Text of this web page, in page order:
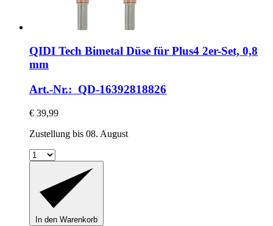
QIDI Tech Bimetal Düse für Plus4 2er-​Set, 0,8
mm
Art.-Nr.: QD-16392818826
€ 39,99
Zustellung bis 08. August
In den Warenkorb